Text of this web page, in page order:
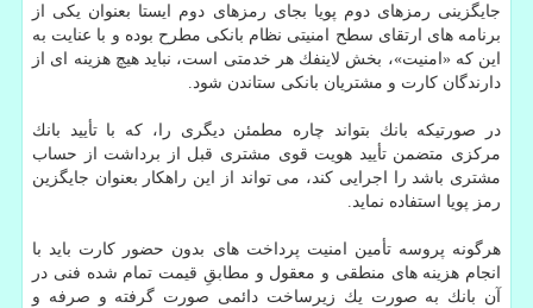
جایگزینی رمزهای دوم پویا بجای رمزهای دوم ایستا بعنوان یكی از
برنامه های ارتقای سطح امنیتی نظام بانكی مطرح بوده و با عنایت به
این كه «امنیت»، بخش لاینفك هر خدمتی است، نباید هیچ هزینه ای از
دارندگان كارت و مشتریان بانكی ستاندن شود.
در صورتیكه بانك بتواند چاره مطمئن دیگری را، كه با تأیید بانك
مركزی متضمن تأیید هویت قوی مشتری قبل از برداشت از حساب
مشتری باشد را اجرایی كند، می تواند از این راهكار بعنوان جایگزین
رمز پویا استفاده نماید.
هرگونه پروسه تأمین امنیت پرداخت های بدون حضور كارت باید با
انجام هزینه های منطقی و معقول و مطابقِ قیمت تمام شده فنی در
آن بانك به صورت یك زیرساخت دائمی صورت گرفته و صرفه و